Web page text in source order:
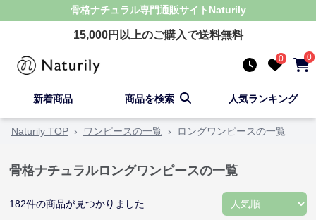
骨格ナチュラル専門通販サイト Naturily
15,000円以上のご購入で送料無料
0 0
新着商品 商品を検索 人気ランキング
Naturily TOP › ワンピースの一覧 › ロングワンピースの一覧
骨格ナチュラルロングワンピースの一覧
182件の商品が見つかりました